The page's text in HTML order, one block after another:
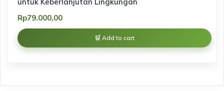
untuk Keberlanjutan Lingkungan
Rp79.000,00
Add to cart